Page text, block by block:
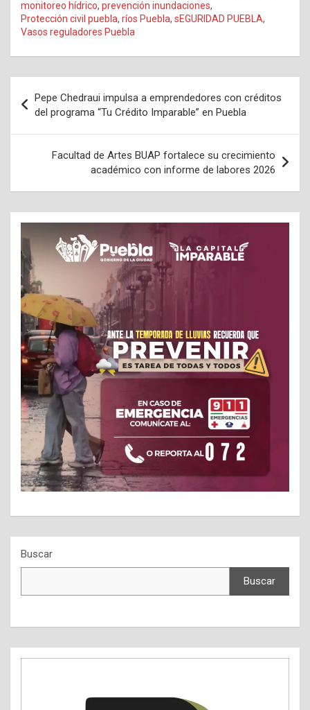
monitoreo hídrico, prevención inundaciones,
Protección civil puebla, ríos Puebla, sEGURIDAD PUEBLA,
Vasos reguladores Puebla
de
entradas
Pepe Chedraui impulsa a emprendedores con créditos
del programa “Tu Crédito Imparable” en Puebla
Facultad de Artes BUAP fortalece su crecimiento
académico con informe de labores 2026
Buscar
Buscar